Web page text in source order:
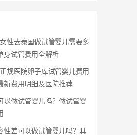
性去泰国做试管婴儿需要多
身试管费用全解析
规医院卵子库试管婴儿费用
新费用明细及医院推荐
以做试管婴儿吗？做试管婴
性差可以做试管婴儿吗？具